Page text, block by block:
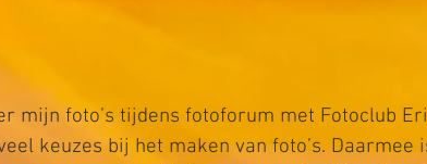
mijn foto’s tijdens fotoforum met Fotoclub
keuzes bij het maken van foto’s. Daarmee